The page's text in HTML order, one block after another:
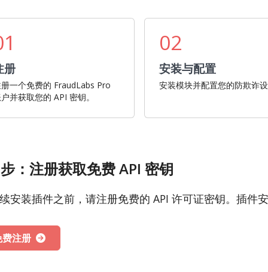
册
一个免费的 FraudLabs Pro
并获取您的 API 密钥。
02
安装与配置
安装模块并配置您的防欺诈
：注册获取免费 API 密钥
安装插件之前，请注册免费的 API 许可证密钥。插件
费注册